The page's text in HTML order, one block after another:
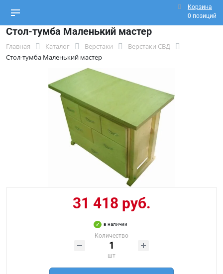
Корзина
0 позиций
Стол-тумба Маленький мастер
Главная Каталог Верстаки
Верстаки СВД
Стол-тумба Маленький мастер
31 418 руб.
в наличии
Количество
шт